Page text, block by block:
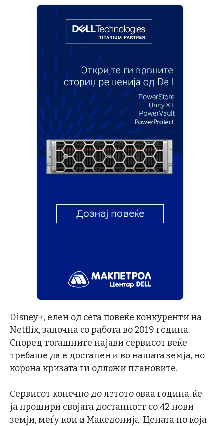
Disney+, еден од сега повеќе конкуренти на
Netflix, започна со работа во 2019 година.
Според тогашните најави сервисот веќе
требаше да е достапен и во нашата земја, но
корона кризата ги одложи плановите.
Сервисот конечно до летото оваа година, ќе
ја прошири својата достапност со 42 нови
земји, меѓу кои и Македонија. Цената по која